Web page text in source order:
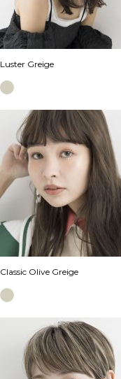
Luster Greige
Classic Olive Greige